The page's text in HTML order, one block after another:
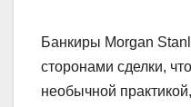
Банкиры Morgan
сторонами сделки,
необычной